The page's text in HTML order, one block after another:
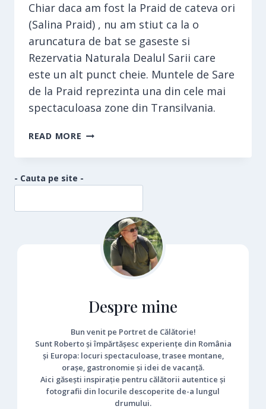
Chiar daca am fost la Praid de cateva ori
(Salina Praid) , nu am stiut ca la o
aruncatura de bat se gaseste si
Rezervatia Naturala Dealul Sarii care
este un alt punct cheie. Muntele de Sare
de la Praid reprezinta una din cele mai
spectaculoasa zone din Transilvania.
READ MORE REZERVATIA
DEALUL
- Cauta pe site -
Despre mine
Bun venit pe Portret de Călătorie!
Sunt Roberto și împărtășesc experiențe din România
și Europa: locuri spectaculoase, trasee montane,
orașe, gastronomie și idei de vacanță.
Aici găsești inspirație pentru călătorii autentice și
fotografii din locurile descoperite de-a lungul
drumului.